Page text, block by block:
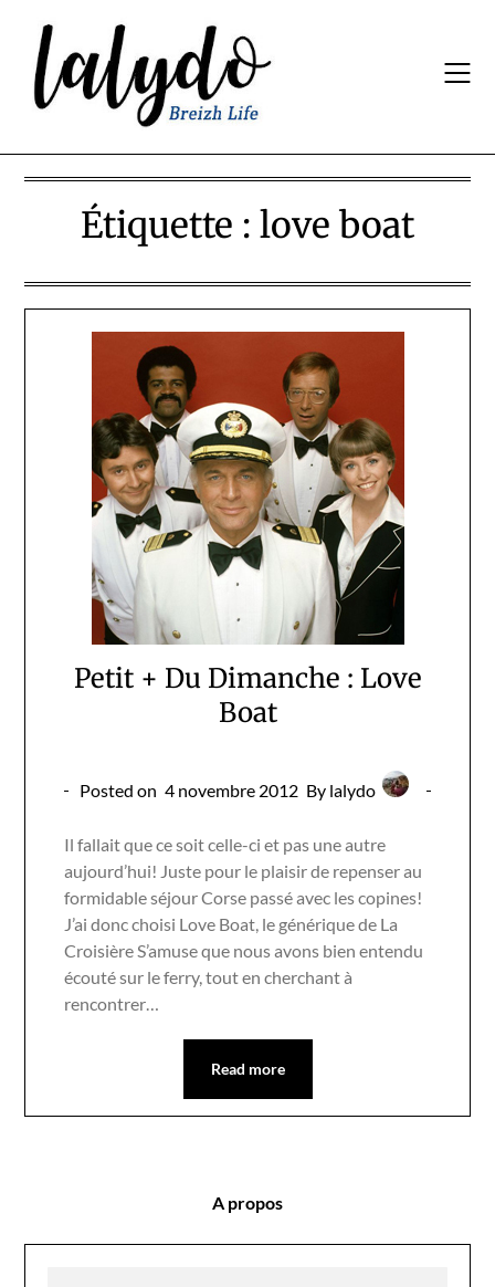
content
Étiquette : love boat
Petit + Du Dimanche : Love
Boat
Posted on 4 novembre 2012 By lalydo
Il fallait que ce soit celle-ci et pas une autre
aujourd’hui! Juste pour le plaisir de repenser au
formidable séjour Corse passé avec les copines!
J’ai donc choisi Love Boat, le générique de La
Croisière S’amuse que nous avons bien entendu
écouté sur le ferry, tout en cherchant à
rencontrer…
Read more
A propos